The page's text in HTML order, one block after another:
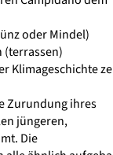
oder Mindel)
(terrassen)
Klimageschichte
Zurundung ihres
jüngeren,
Die